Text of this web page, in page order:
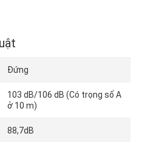
Đứng
103 dB/106 dB (Có trọng số A
ở 10 m)
88,7dB